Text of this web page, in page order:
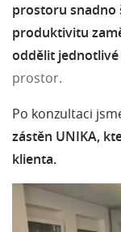
prostoru snadno
produktivitu
oddělit jednotlivé
prostor.
Po konzultaci
zástěn UNIKA,
klienta.